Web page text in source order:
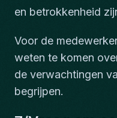
en betrokkenheid
Voor de
weten te komen
de verwachtingen
begrijpen.